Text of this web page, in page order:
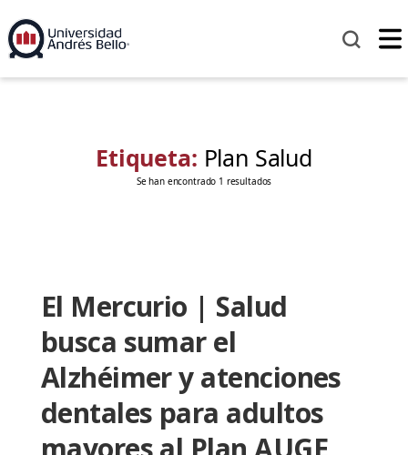
Etiqueta: Plan Salud
Se han encontrado 1 resultados
El Mercurio | Salud
busca sumar el
Alzhéimer y atenciones
dentales para adultos